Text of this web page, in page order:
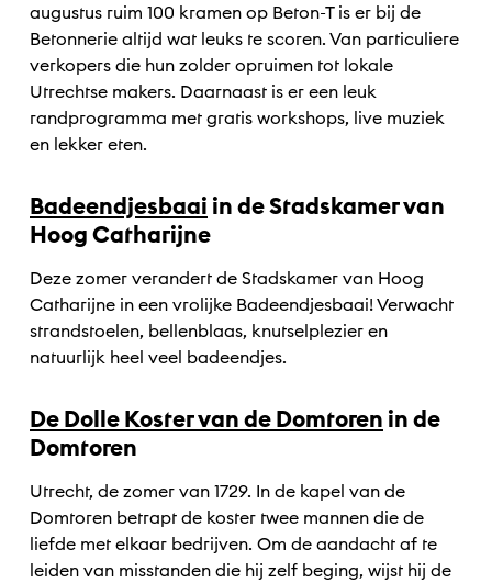
augustus ruim 100 kramen op Beton-T is er bij de
Betonnerie altijd wat leuks te scoren. Van particuliere
verkopers die hun zolder opruimen tot lokale
Utrechtse makers. Daarnaast is er een leuk
randprogramma met gratis workshops, live muziek
en lekker eten.
Badeendjesbaai in de Stadskamer van
Hoog Catharijne
Deze zomer verandert de Stadskamer van Hoog
Catharijne in een vrolijke Badeendjesbaai! Verwacht
strandstoelen, bellenblaas, knutselplezier en
natuurlijk heel veel badeendjes.
De Dolle Koster van de Domtoren in de
Domtoren
Utrecht, de zomer van 1729. In de kapel van de
Domtoren betrapt de koster twee mannen die de
liefde met elkaar bedrijven. Om de aandacht af te
leiden van misstanden die hij zelf beging, wijst hij de